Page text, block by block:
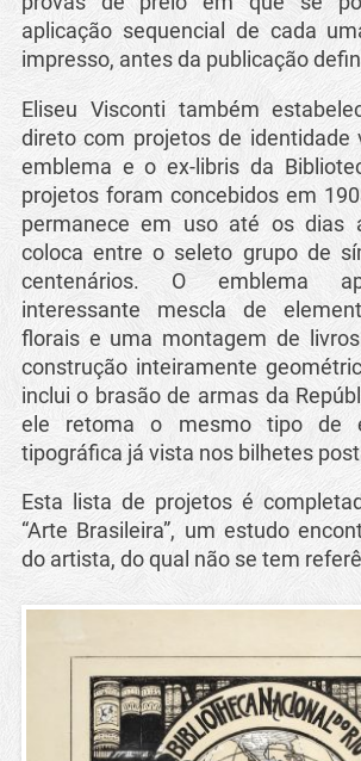
aplicação sequencial de cada
impresso, antes da publicação
Eliseu Visconti também
direto com projetos de identidade
emblema e o ex-libris da
projetos foram concebidos em
permanece em uso até os dias
coloca entre o seleto grupo de
centenários. O emblema
interessante mescla de
florais e uma montagem de
construção inteiramente
inclui o brasão de armas da
ele retoma o mesmo tipo de
tipográfica já vista nos bilhetes
Esta lista de projetos é
“Arte Brasileira”, um estudo
do artista, do qual não se tem